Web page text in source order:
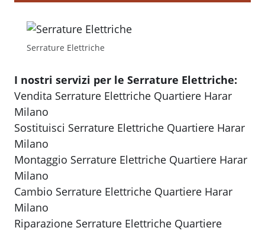
Serrature Elettriche
I nostri servizi per le Serrature Elettriche:
Vendita Serrature Elettriche Quartiere Harar
Milano
Sostituisci Serrature Elettriche Quartiere Harar
Milano
Montaggio Serrature Elettriche Quartiere Harar
Milano
Cambio Serrature Elettriche Quartiere Harar
Milano
Riparazione Serrature Elettriche Quartiere